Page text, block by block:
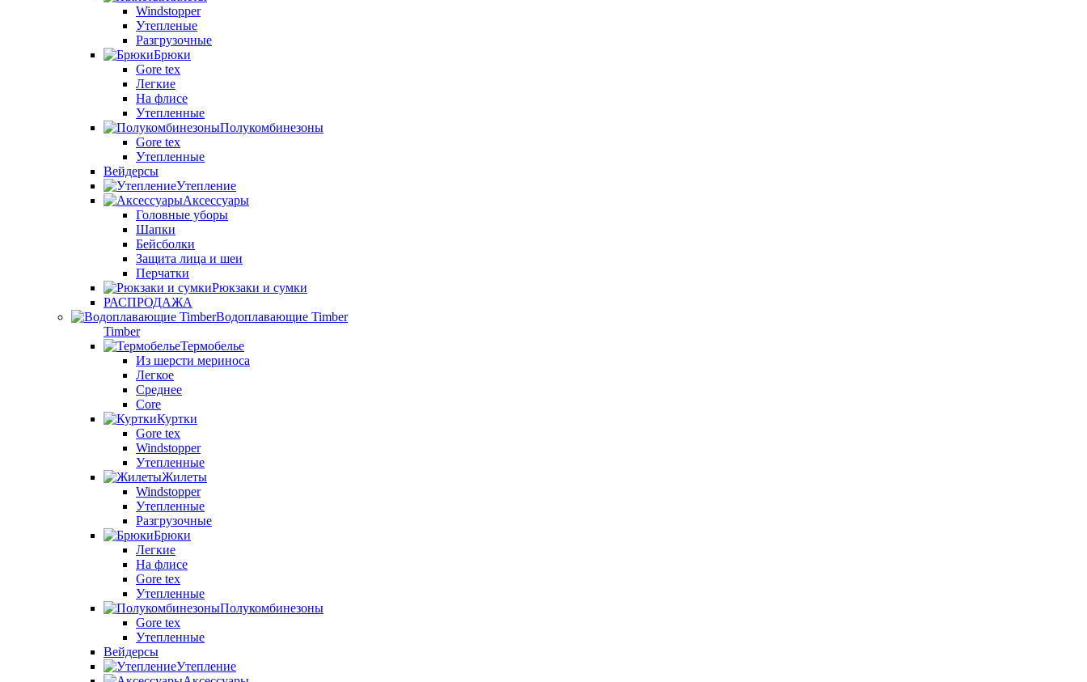
Windstopper
Утепленые
Разгрузочные
Брюки
Gore tex
Легкие
На флисе
Утепленные
Полукомбинезоны
Gore tex
Утепленные
Вейдерсы
Утепление
Аксессуары
Головные уборы
Шапки
Бейсболки
Защита лица и шеи
Перчатки
Рюкзаки и сумки
РАСПРОДАЖА
Водоплавающие Timber
Timber
Термобелье
Из шерсти мериноса
Легкое
Среднее
Core
Куртки
Gore tex
Windstopper
Утепленные
Жилеты
Windstopper
Утепленные
Разгрузочные
Брюки
Легкие
На флисе
Gore tex
Утепленные
Полукомбинезоны
Gore tex
Утепленные
Вейдерсы
Утепление